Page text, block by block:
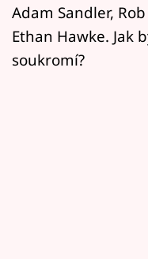
Adam Sandler,
Ethan Hawke. Jak
soukromí?